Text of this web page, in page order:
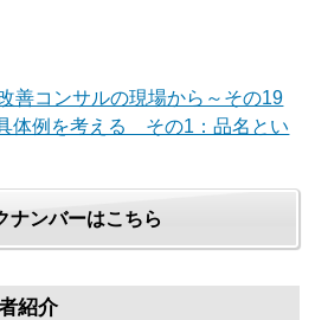
善コンサルの現場から～その19
体例を考える その1：品名とい
ナンバーはこちら
紹介